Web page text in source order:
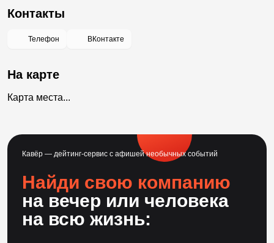
Контакты
Телефон ВКонтакте
На карте
Карта места...
Кавёр — дейтинг-сервис с афишей необычных событий
Найди свою компанию
на вечер или человека
на всю жизнь: